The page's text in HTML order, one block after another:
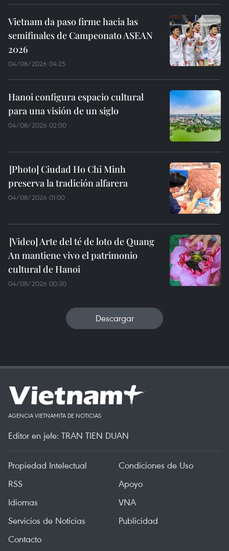
Vietnam da paso firme hacia las
semifinales de Campeonato ASEAN
2026
04/08/2026 04:25
Hanoi configura espacio cultural
para una visión de un siglo
04/08/2026 02:00
Ciudad Ho Chi Minh
preserva la tradición alfarera
04/08/2026 01:00
Arte del té de loto de Quang
An mantiene vivo el patrimonio
cultural de Hanoi
04/08/2026 00:30
Descargar
AGENCIA VIETNAMITA DE NOTICIAS
Editor en jefe: TRAN TIEN DUAN
Propiedad Intelectual
Condiciones de Uso
RSS
Apoyo
Idiomas
VNA
Servicios de Noticias
Publicidad
Contacto